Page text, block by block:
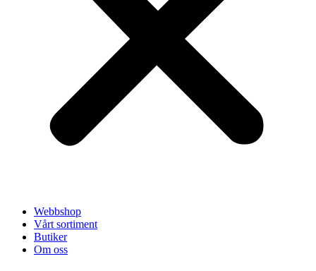
Webbshop
Vårt sortiment
Butiker
Om oss